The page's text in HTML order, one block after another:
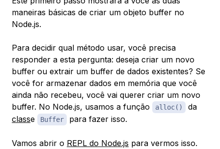
maneiras básicas de criar um objeto buffer no
Node.js.
Para decidir qual método usar, você precisa
responder a esta pergunta: deseja criar um novo
buffer ou extrair um buffer de dados existentes? Se
você for armazenar dados em memória que você
ainda não recebeu, você vai querer criar um novo
buffer. No Node.js, usamos a função
alloc()
da
classe Buffer para fazer isso.
Vamos abrir o REPL do Node.js para vermos isso.